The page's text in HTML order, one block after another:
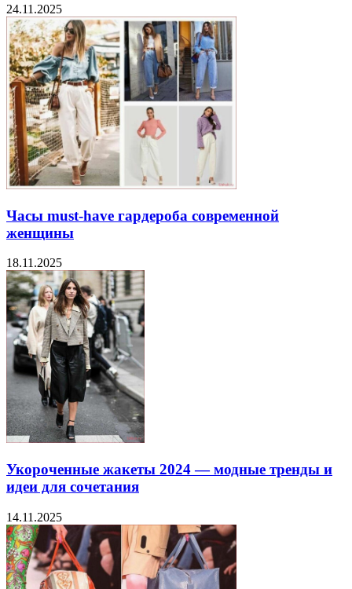
24.11.2025
Часы must-have гардероба современной
женщины
18.11.2025
Укороченные жакеты 2024 — модные тренды и
идеи для сочетания
14.11.2025